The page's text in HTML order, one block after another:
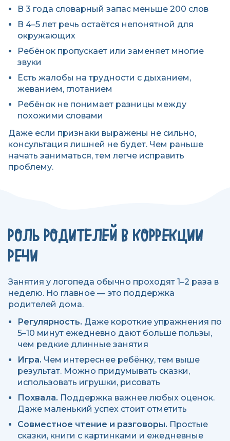
В 3 года словарный запас меньше 200 слов
В 4–5 лет речь остаётся непонятной для
окружающих
Ребёнок пропускает или заменяет многие
звуки
Есть жалобы на трудности с дыханием,
жеванием, глотанием
Ребёнок не понимает разницы между
похожими словами
Даже если признаки выражены не сильно,
консультация лишней не будет. Чем раньше
начать заниматься, тем легче исправить
проблему.
РОЛЬ РОДИТЕЛЕЙ В КОРРЕКЦИИ
РЕЧИ
Занятия у логопеда обычно проходят 1–2 раза в
неделю. Но главное — это поддержка
родителей дома.
Регулярность. Даже короткие упражнения по
5–10 минут ежедневно дают больше пользы,
чем редкие длинные занятия
Игра. Чем интереснее ребёнку, тем выше
результат. Можно придумывать сказки,
использовать игрушки, рисовать
Похвала. Поддержка важнее любых оценок.
Даже маленький успех стоит отметить
Совместное чтение и разговоры. Простые
сказки, книги с картинками и ежедневные